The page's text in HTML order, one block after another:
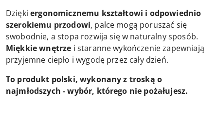
Dziękiergonomicznemu kształtowi i odpowiednio
szerokiemu przodowi, palce mogą poruszać się
swobodnie, a stopa rozwija się w naturalny sposób.
Miękkie wnętrze i staranne wykończenie zapewniają
przyjemne ciepło i wygodę przez cały dzień.
To produkt polski, wykonany z troską o
najmłodszych - wybór, którego nie pożałujesz.